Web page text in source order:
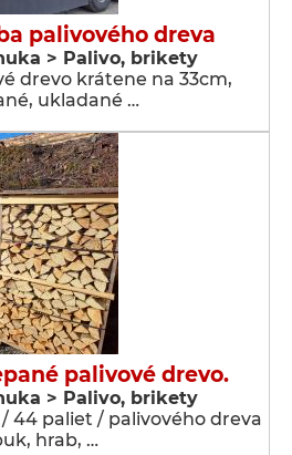
palivového dreva
> Palivo, brikety
drevo krátene na 33cm,
ukladané …
palivové drevo.
> Palivo, brikety
44 paliet / palivového dreva
hrab, …